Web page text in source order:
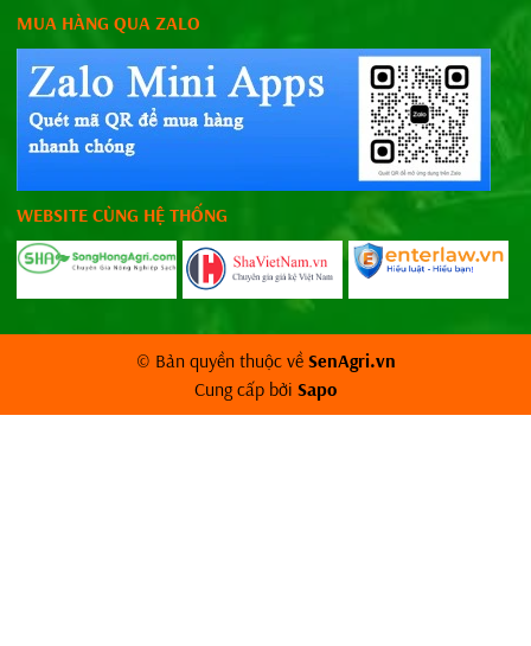
MUA HÀNG QUA ZALO
WEBSITE CÙNG HỆ THỐNG
© Bản quyền thuộc về SenAgri.vn
Cung cấp bởi Sapo